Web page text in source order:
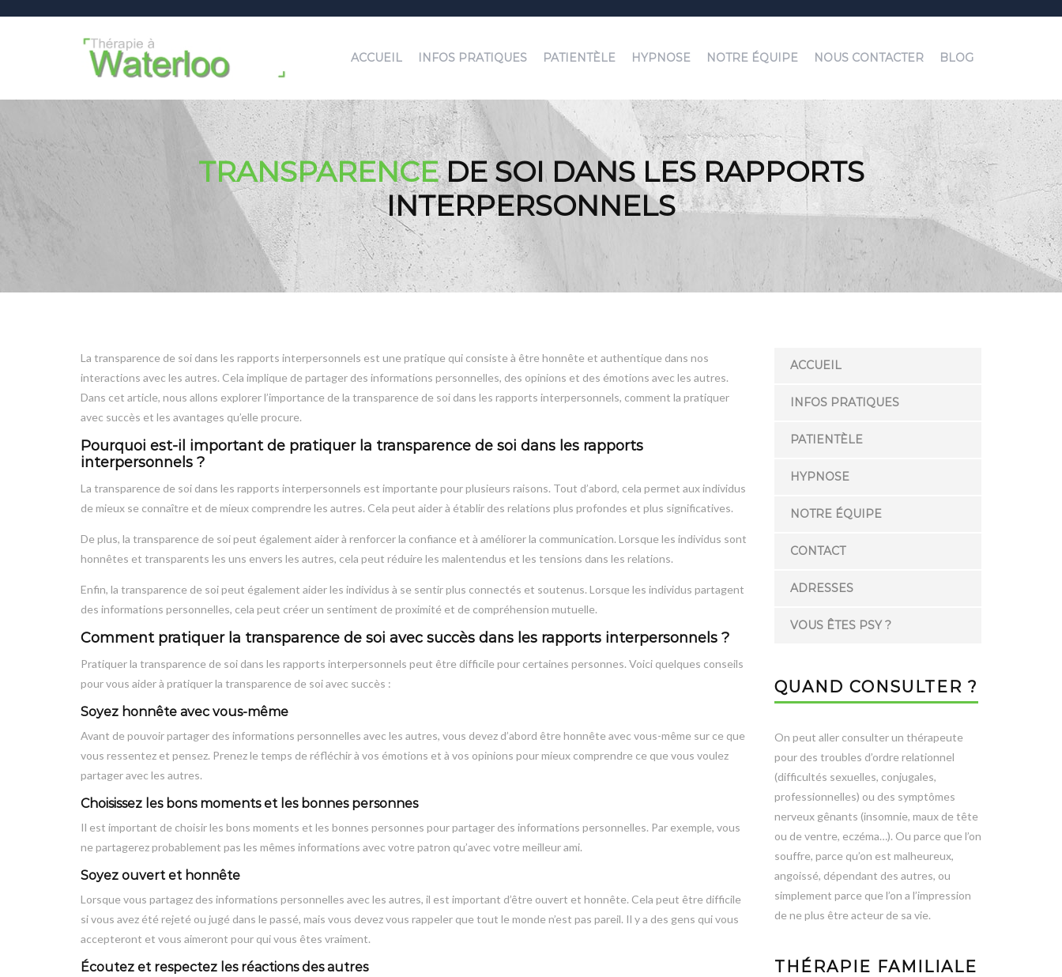
ACCUEIL INFOS PRATIQUES PATIENTÈLE HYPNOSE NOTRE ÉQUIPE NOUS CONTACTER BLOG
TRANSPARENCEDE SOI DANS LES RAPPORTS
INTERPERSONNELS
La transparence de soi dans les rapports interpersonnels est une pratique qui consiste à être honnête et authentique dans nos
interactions avec les autres. Cela implique de partager des informations personnelles, des opinions et des émotions avec les autres.
Dans cet article, nous allons explorer l’importance de la transparence de soi dans les rapports interpersonnels, comment la pratiquer
avec succès et les avantages qu’elle procure.
Pourquoi est-il important de pratiquer la transparence de soi dans les rapports
interpersonnels ?
La transparence de soi dans les rapports interpersonnels est importante pour plusieurs raisons. Tout d’abord, cela permet aux individus
de mieux se connaître et de mieux comprendre les autres. Cela peut aider à établir des relations plus profondes et plus significatives.
De plus, la transparence de soi peut également aider à renforcer la confiance et à améliorer la communication. Lorsque les individus sont
honnêtes et transparents les uns envers les autres, cela peut réduire les malentendus et les tensions dans les relations.
Enfin, la transparence de soi peut également aider les individus à se sentir plus connectés et soutenus. Lorsque les individus partagent
des informations personnelles, cela peut créer un sentiment de proximité et de compréhension mutuelle.
Comment pratiquer la transparence de soi avec succès dans les rapports interpersonnels ?
Pratiquer la transparence de soi dans les rapports interpersonnels peut être difficile pour certaines personnes. Voici quelques conseils
pour vous aider à pratiquer la transparence de soi avec succès :
Soyez honnête avec vous-même
Avant de pouvoir partager des informations personnelles avec les autres, vous devez d’abord être honnête avec vous-même sur ce que
vous ressentez et pensez. Prenez le temps de réfléchir à vos émotions et à vos opinions pour mieux comprendre ce que vous voulez
partager avec les autres.
Choisissez les bons moments et les bonnes personnes
Il est important de choisir les bons moments et les bonnes personnes pour partager des informations personnelles. Par exemple, vous
ne partagerez probablement pas les mêmes informations avec votre patron qu’avec votre meilleur ami.
Soyez ouvert et honnête
Lorsque vous partagez des informations personnelles avec les autres, il est important d’être ouvert et honnête. Cela peut être difficile
si vous avez été rejeté ou jugé dans le passé, mais vous devez vous rappeler que tout le monde n’est pas pareil. Il y a des gens qui vous
accepteront et vous aimeront pour qui vous êtes vraiment.
Écoutez et respectez les réactions des autres
ACCUEIL
INFOS PRATIQUES
PATIENTÈLE
HYPNOSE
NOTRE ÉQUIPE
CONTACT
ADRESSES
VOUS ÊTES PSY ?
QUAND CONSULTER ?
On peut aller consulter un thérapeute
pour des troubles d’ordre relationnel
(difficultés sexuelles, conjugales,
professionnelles) ou des symptômes
nerveux gênants (insomnie, maux de tête
ou de ventre, eczéma…). Ou parce que l’on
souffre, parce qu’on est malheureux,
angoissé, dépendant des autres, ou
simplement parce que l’on a l’impression
de ne plus être acteur de sa vie.
THÉRAPIE FAMILIALE